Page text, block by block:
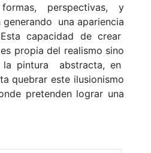
perspectivas, y
una apariencia
capacidad de crear
propia del realismo sino
la pintura abstracta, en
quebrar este ilusionismo
pretenden lograr una